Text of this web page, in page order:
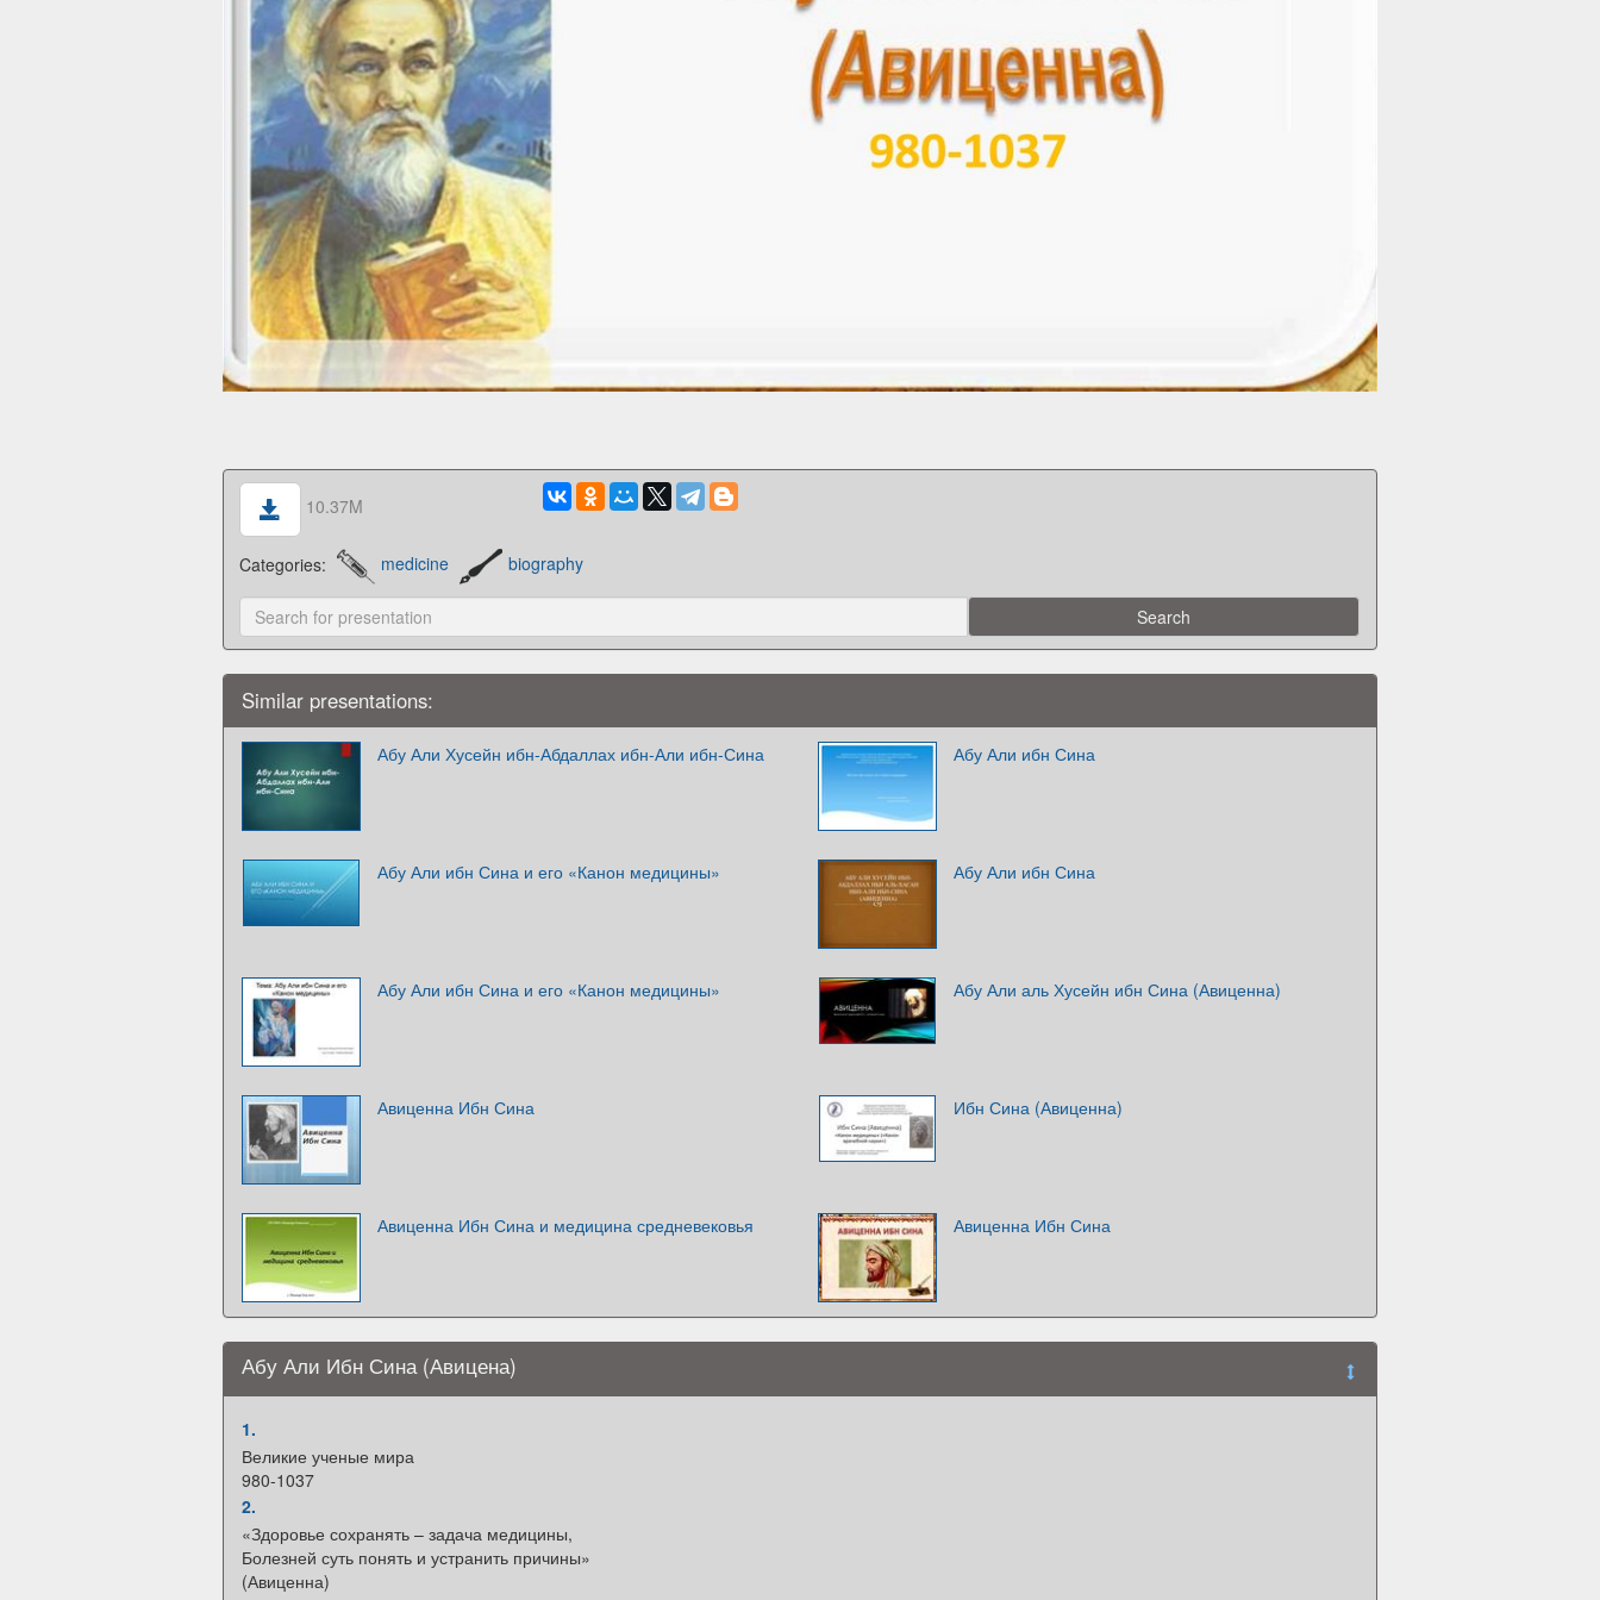
10.37M
Categories: medicine biography
Similar presentations:
Абу Али Хусейн ибн-Абдаллах ибн-Али ибн-Сина Абу Али ибн Сина
Абу Али ибн Сина и его «Канон медицины» Абу Али ибн Сина
Абу Али ибн Сина и его «Канон медицины» Абу Али аль Хусейн ибн Сина (Авиценна)
Авиценна Ибн Сина Ибн Сина (Авиценна)
Авиценна Ибн Сина и медицина средневековья Авиценна Ибн Сина
Абу Али Ибн Сина (Авицена)
1.
Великие ученые мира
980-1037
2.
«Здоровье сохранять – задача медицины,
Болезней суть понять и устранить причины»
(Авиценна)